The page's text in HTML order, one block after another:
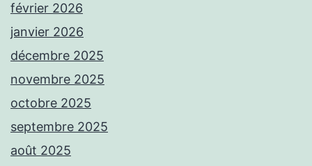
février 2026
janvier 2026
décembre 2025
novembre 2025
octobre 2025
septembre 2025
août 2025